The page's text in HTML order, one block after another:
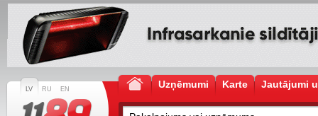
LV RU EN Uzņēmumi Karte Jautājumi